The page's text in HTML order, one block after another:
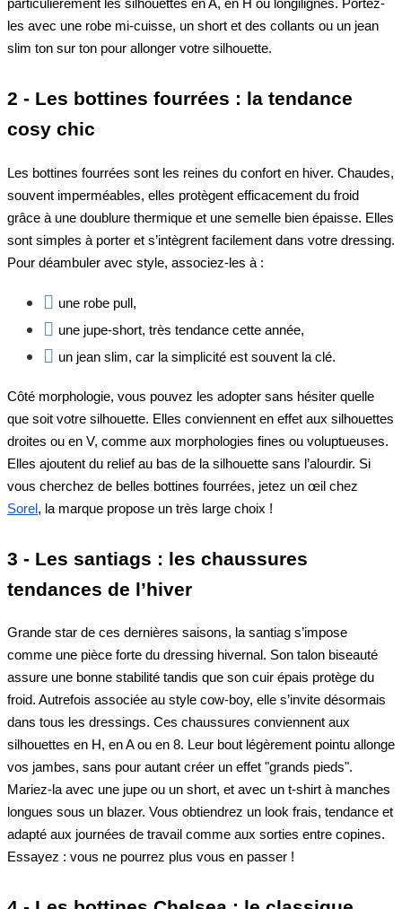
particulièrement les silhouettes en A, en H ou longilignes. Portez-
les avec une robe mi-cuisse, un short et des collants ou un jean
slim ton sur ton pour allonger votre silhouette.
2 - Les bottines fourrées : la tendance
cosy chic
Les bottines fourrées sont les reines du confort en hiver. Chaudes,
souvent imperméables, elles protègent efficacement du froid
grâce à une doublure thermique et une semelle bien épaisse. Elles
sont simples à porter et s’intègrent facilement dans votre dressing.
Pour déambuler avec style, associez-les à :
une robe pull,
une jupe-short, très tendance cette année,
un jean slim, car la simplicité est souvent la clé.
Côté morphologie, vous pouvez les adopter sans hésiter quelle
que soit votre silhouette. Elles conviennent en effet aux silhouettes
droites ou en V, comme aux morphologies fines ou voluptueuses.
Elles ajoutent du relief au bas de la silhouette sans l’alourdir. Si
vous cherchez de belles bottines fourrées, jetez un œil chez
Sorel , la marque propose un très large choix !
3 - Les santiags : les chaussures
tendances de l’hiver
Grande star de ces dernières saisons, la santiag s’impose
comme une pièce forte du dressing hivernal. Son talon biseauté
assure une bonne stabilité tandis que son cuir épais protège du
froid. Autrefois associée au style cow-boy, elle s’invite désormais
dans tous les dressings. Ces chaussures conviennent aux
silhouettes en H, en A ou en 8. Leur bout légèrement pointu allonge
vos jambes, sans pour autant créer un effet "grands pieds".
Mariez-la avec une jupe ou un short, et avec un t-shirt à manches
longues sous un blazer. Vous obtiendrez un look frais, tendance et
adapté aux journées de travail comme aux sorties entre copines.
Essayez : vous ne pourrez plus vous en passer !